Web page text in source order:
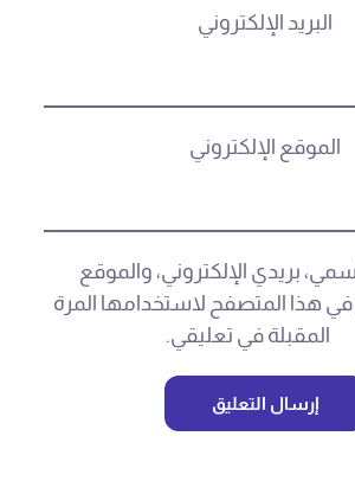
البريد الإلكتروني
الموقع الإلكتروني
بريدي الإلكتروني، والموقع
في هذا المتصفح لاستخدامها المرة
المقبلة في تعليقي.
إرسال التعليق